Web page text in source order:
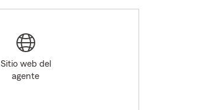
Sitio web del
agente